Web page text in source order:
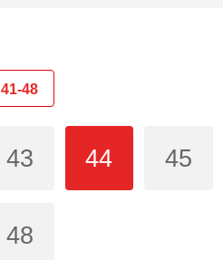
41-48
43 44 45
48